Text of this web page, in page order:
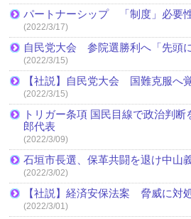
パートナーシップ 「制度」必要
(2022/3/17)
自民党大会 参院選勝利へ「先頭に
(2022/3/15)
【社説】自民党大会 国難克服へ
(2022/3/15)
トリガー条項 国民目線で政治判
郎代表
(2022/3/09)
石垣市長選、保革共闘を退け中山
(2022/3/02)
【社説】経済安保法案 脅威に対
(2022/3/01)